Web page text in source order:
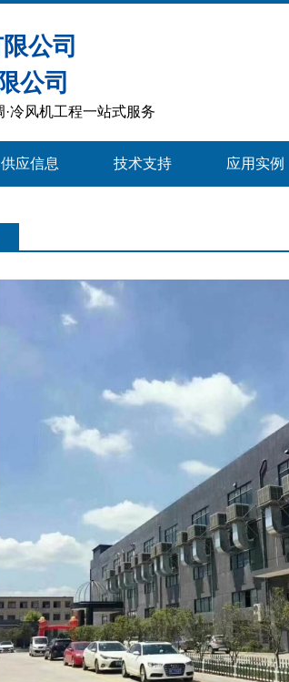
公司
公司
冷风机工程一站式服务
供应信息 技术支持 应用实例